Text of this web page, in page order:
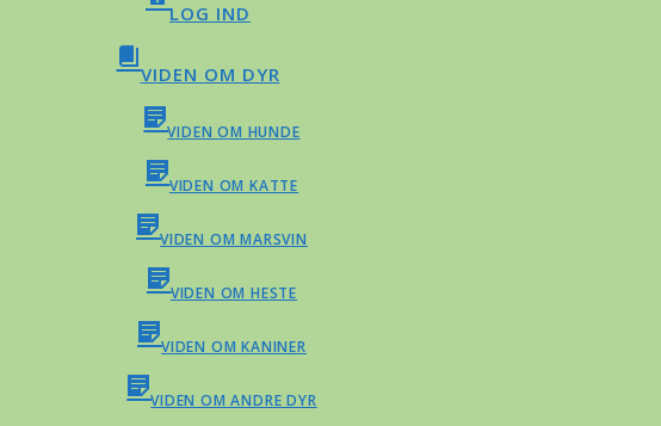
LOG IND
VIDEN OM DYR
VIDEN OM HUNDE
VIDEN OM KATTE
VIDEN OM MARSVIN
VIDEN OM HESTE
VIDEN OM KANINER
VIDEN OM ANDRE DYR